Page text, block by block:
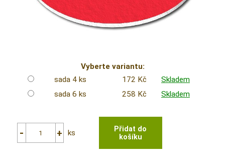
Vyberte variantu:
sada 4 ks
172 Kč
Skladem
sada 6 ks
258 Kč Skladem
ks